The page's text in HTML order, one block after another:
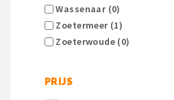
Wassenaar (0)
Zoetermeer (1)
Zoeterwoude (0)
PRIJS